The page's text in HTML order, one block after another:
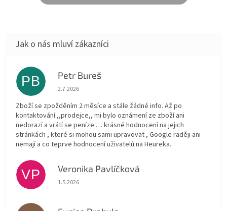
PB Petr Bureš
Hodnocení obchodu je 1 z 5 hvězdiček.
2.7.2026
Zboží se zpožděním 2 měsíce a stále žádné info. Až po
kontaktování ,,prodejce,, mi bylo oznámení ze zboží ani
nedorazí a vrátí se peníze … krásné hodnocení na jejich
stránkách , které si mohou sami upravovat , Google raději ani
nemají a co teprve hodnocení uživatelů na Heureka.
VP Veronika Pavlíčková
Hodnocení obchodu je 5 z 5 hvězdiček.
1.5.2026